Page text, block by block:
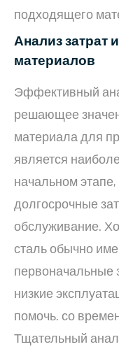
подходящего
Анализ затрат
материалов
Эффективный
решающее
материала для
является
начальном
долгосрочные
обслуживание.
сталь обычно
первоначальные
низкие
помочь. со
Тщательный